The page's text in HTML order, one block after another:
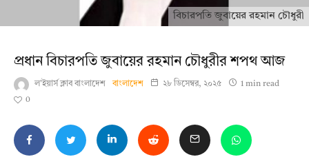
বিচারপতি জুবায়ের রহমান চৌধুরী
প্রধান বিচারপতি জুবায়ের রহমান চৌধুরীর শপথ আজ
ল'ইয়ার্স ক্লাব বাংলাদেশ বাংলাদেশ ২৮ ডিসেম্বর, ২০২৫
1 min read
0